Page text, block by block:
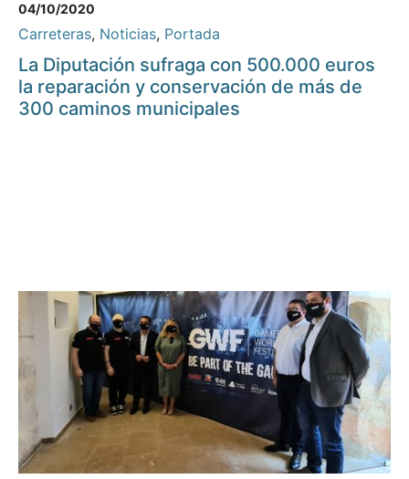
04/10/2020
Carreteras, Noticias, Portada
La Diputación sufraga con 500.000 euros
la reparación y conservación de más de
300 caminos municipales